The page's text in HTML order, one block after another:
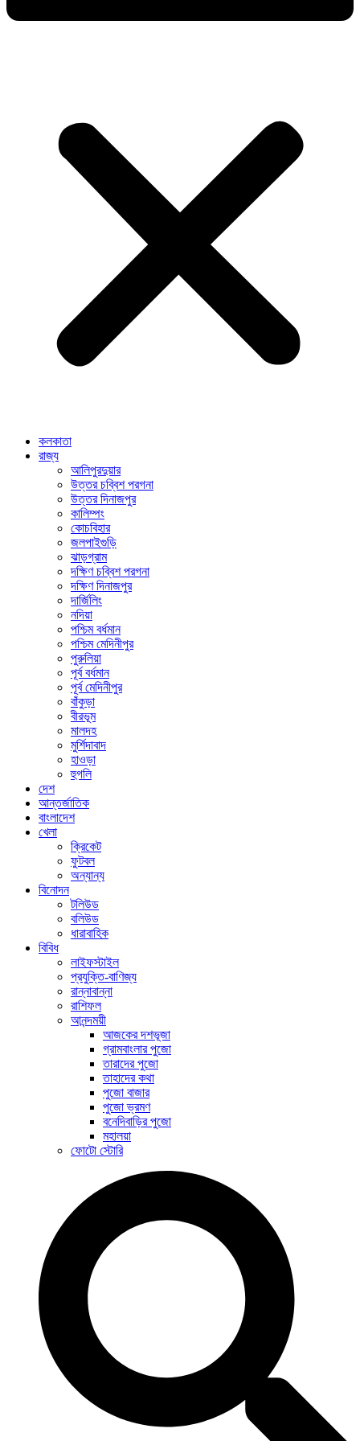
কলকাতা
রাজ্য
আলিপুরদুয়ার
উত্তর চব্বিশ পরগনা
উত্তর দিনাজপুর
কালিম্পং
কোচবিহার
জলপাইগুড়ি
ঝাড়গ্রাম
দক্ষিণ চব্বিশ পরগনা
দক্ষিণ দিনাজপুর
দার্জিলিং
নদিয়া
পশ্চিম বর্ধমান
পশ্চিম মেদিনীপুর
পুরুলিয়া
পূর্ব বর্ধমান
পূর্ব মেদিনীপুর
বাঁকুড়া
বীরভূম
মালদহ
মুর্শিদাবাদ
হাওড়া
হুগলি
দেশ
আন্তর্জাতিক
বাংলাদেশ
খেলা
ক্রিকেট
ফুটবল
অন্যান্য
বিনোদন
টলিউড
বলিউড
ধারাবাহিক
বিবিধ
লাইফস্টাইল
প্রযুক্তি-বাণিজ্য
রান্নাবান্না
রাশিফল
আনন্দময়ী
আজকের দশভূজা
গ্রামবাংলার পুজো
তারাদের পুজো
তাহাদের কথা
পুজো বাজার
পুজো ভ্রমণ
বনেদিবাড়ির পুজো
মহালয়া
ফোটো স্টোরি